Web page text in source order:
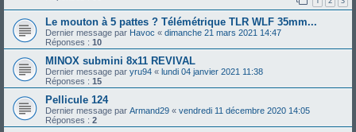
Le mouton à 5 pattes ? Télémétrique TLR WLF 35mm...
Dernier message par Havoc « dimanche 21 mars 2021 14:47
Réponses : 10
MINOX submini 8x11 REVIVAL
Dernier message par yru94 « lundi 04 janvier 2021 11:38
Réponses : 15
Pellicule 124
Dernier message par Armand29 « vendredi 11 décembre 2020 14:05
Réponses : 2